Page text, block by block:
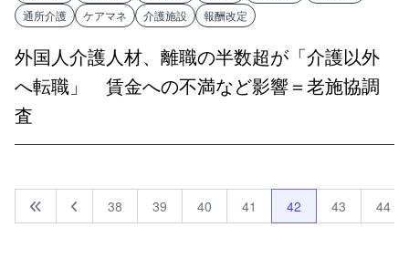
通所介護
ケアマネ 介護施設 報酬改定
外国人介護人材、離職の半数超が「介護以外
へ転職」 賃金への不満など影響＝老施協調
査
38 39 40 41 42 43 44